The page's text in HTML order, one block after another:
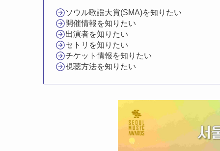
ソウル歌謡大賞(SMA)を知りたい
開催情報を知りたい
出演者を知りたい
セトリを知りたい
チケット情報を知りたい
視聴方法を知りたい